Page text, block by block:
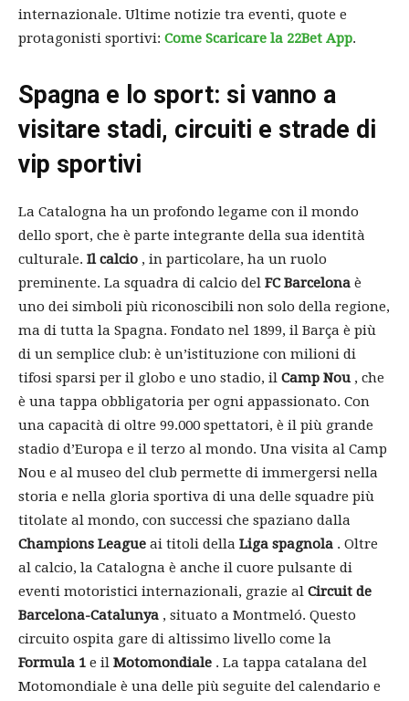
internazionale. Ultime notizie tra eventi, quote e
protagonisti sportivi: Come Scaricare la 22Bet App.
Spagna e lo sport: si vanno a
visitare stadi, circuiti e strade di
vip sportivi
La Catalogna ha un profondo legame con il mondo
dello sport, che è parte integrante della sua identità
culturale. Il calcio , in particolare, ha un ruolo
preminente. La squadra di calcio del FC Barcelona è
uno dei simboli più riconoscibili non solo della regione,
ma di tutta la Spagna. Fondato nel 1899, il Barça è più
di un semplice club: è un’istituzione con milioni di
tifosi sparsi per il globo e uno stadio, il Camp Nou , che
è una tappa obbligatoria per ogni appassionato. Con
una capacità di oltre 99.000 spettatori, è il più grande
stadio d’Europa e il terzo al mondo. Una visita al Camp
Nou e al museo del club permette di immergersi nella
storia e nella gloria sportiva di una delle squadre più
titolate al mondo, con successi che spaziano dalla
Champions League ai titoli della Liga spagnola . Oltre
al calcio, la Catalogna è anche il cuore pulsante di
eventi motoristici internazionali, grazie al Circuit de
Barcelona-Catalunya , situato a Montmeló. Questo
circuito ospita gare di altissimo livello come la
Formula 1 e il Motomondiale . La tappa catalana del
Motomondiale è una delle più seguite del calendario e